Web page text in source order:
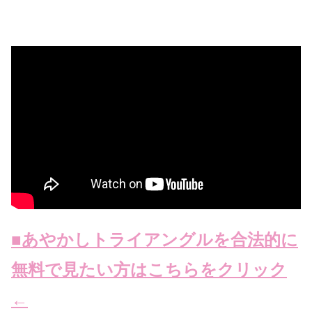
■あやかしトライアングルを合法的に
無料で見たい方はこちらをクリック
←